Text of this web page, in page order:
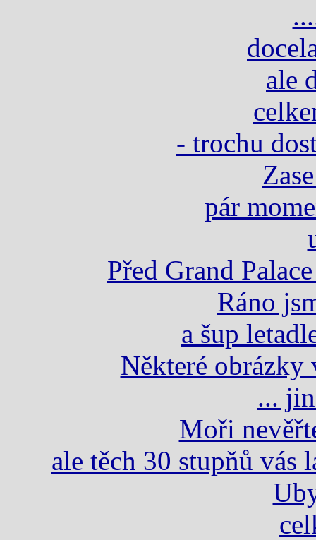
ale
- trochu
pár
Před Grand
Ráno
a šup
Některé obrázky
...
Moři
ale těch 30 stupňů vás